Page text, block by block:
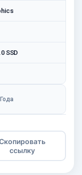
SSD
ссылку